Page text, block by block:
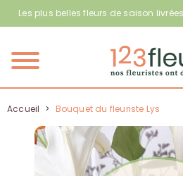
Les plus belles fleurs de saison
Menu
Accueil > Bouquet du fleuriste Lys